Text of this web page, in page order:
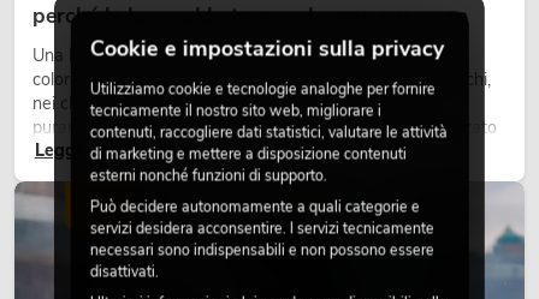
perché la luce calda torna ad avere successo
Una luce molto calda, superfici luminose visibili e accenti
colorati caratterizzano molti lighting design attuali su palchi,
nei club e negli eventi. La luce rétro non è un effetto
puramente nostalgico, ma uno strumento di design utilizzato
in modo consapevole: crea atmosfera, dona carattere alle
scene e può rendere più emozionali i setup LED tecnici.
Leggi ora
LUCE
Cookie e impostazioni sulla privacy
Utilizziamo cookie e tecnologie analoghe per fornire
tecnicamente il nostro sito web, migliorare i
contenuti, raccogliere dati statistici, valutare le attività
di marketing e mettere a disposizione contenuti
esterni nonché funzioni di supporto.
Può decidere autonomamente a quali categorie e
servizi desidera acconsentire. I servizi tecnicamente
necessari sono indispensabili e non possono essere
disattivati.